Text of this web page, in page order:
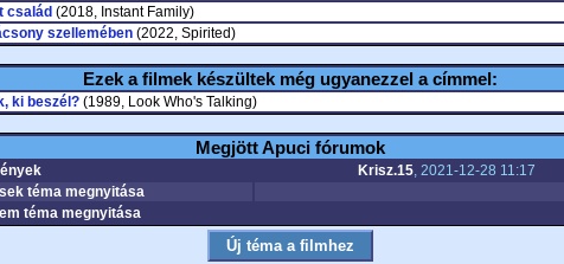
család (2018, Instant Family)
szellemében(2022, Spirited)
Ezek a filmek készültek még ugyanezzel a címmel:
ki beszél?(1989, Look Who's Talking)
Megjött Apuci fórumok
Krisz.15, 2021-12-28 11:17
téma megnyitása
téma megnyitása